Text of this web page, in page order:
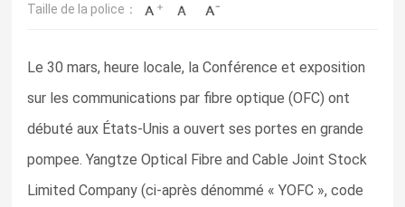
Taille de la police：
Le 30 mars, heure locale, la Conférence et exposition
sur les communications par fibre optique (OFC) ont
débuté aux États-Unis a ouvert ses portes en grande
pompee. Yangtze Optical Fibre and Cable Joint Stock
Limited Company (ci-après dénommé « YOFC », code